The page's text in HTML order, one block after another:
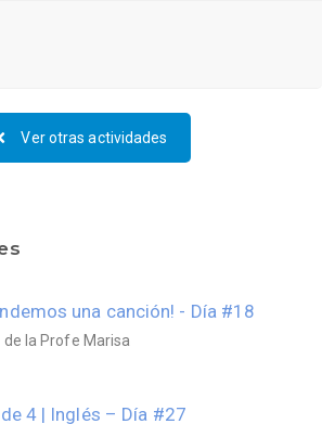
Ver otras actividades
una canción! - Día #18
de la Profe Marisa
4 | Inglés – Día #27